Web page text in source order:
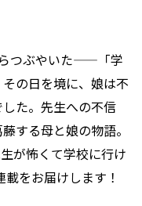
つぶやいた——「学
の日を境に、娘は不
た。先生への不信
する母と娘の物語。
が怖くて学校に行け
をお届けします！